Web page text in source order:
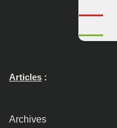
Articles :
Archives